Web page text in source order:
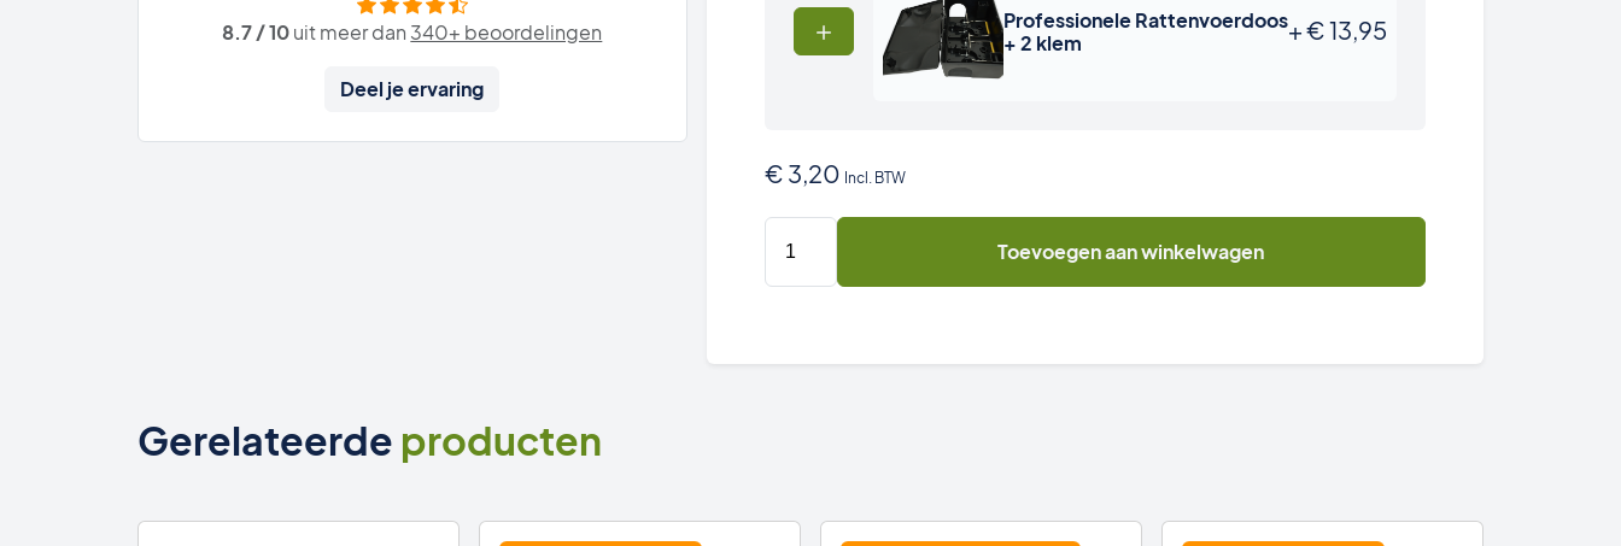
8.7 / 10uit meer dan 340+ beoordelingen
Deel je ervaring
Professionele Rattenvoerdoos
+ 2 klem
+€13,95
€ 3,20 Incl. BTW
Granenmix
voor
Toevoegen aan winkelwagen
Gerelateerde producten